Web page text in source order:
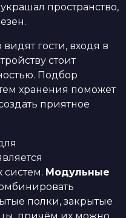
пространство,
видят гости, входя в
стоит
Подбор
хранения поможет
приятное
систем. Модульные
полки, закрытые